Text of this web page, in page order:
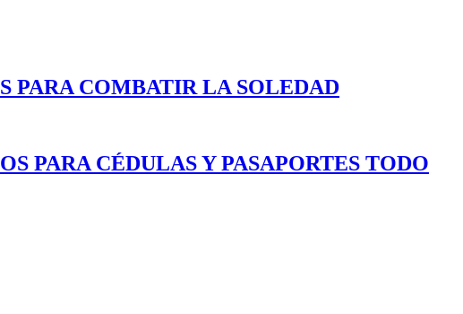
PARA COMBATIR LA SOLEDAD
PARA CÉDULAS Y PASAPORTES TODO